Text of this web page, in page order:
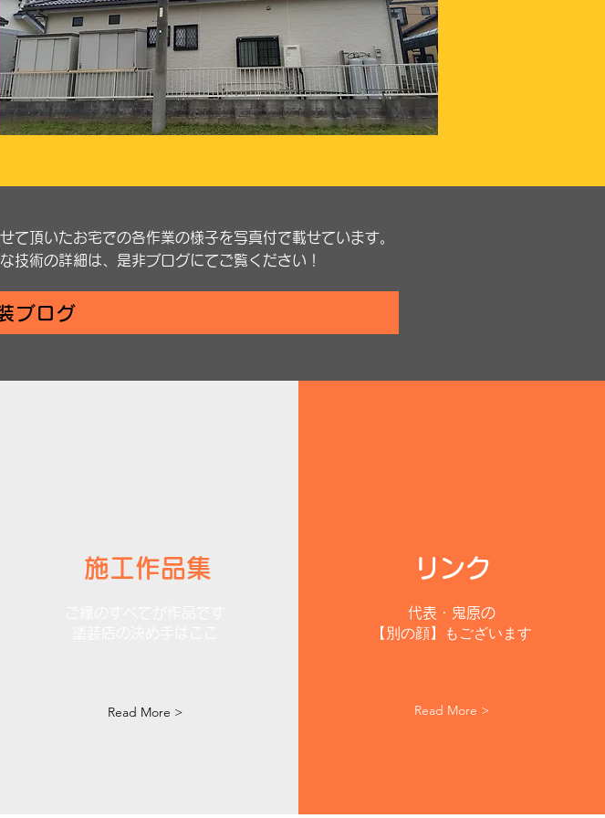
頂いたお宅での各作業の様子を写真付で載せています。
技術の詳細は、是非ブログにてご覧ください！
ブログ
施工作品集
Read More >
リンク
代表・鬼原の
【別の顔】もございます
Read More >